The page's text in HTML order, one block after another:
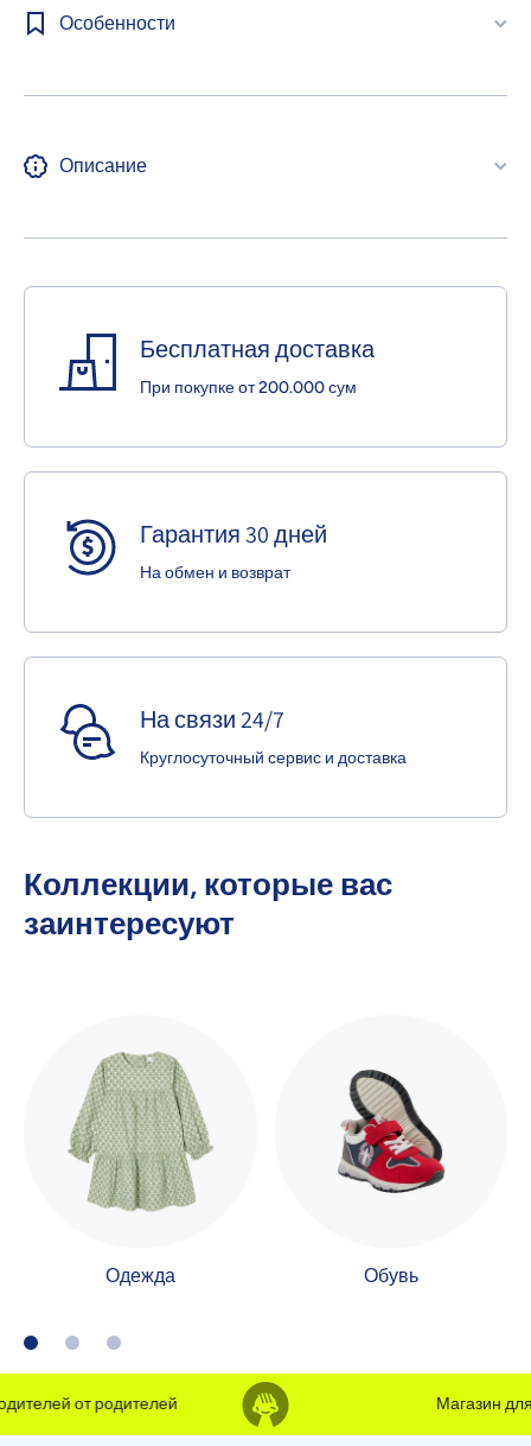
Особенности
Описание
Бесплатная доставка
При покупке от 200.000 сум
Гарантия 30 дней
На обмен и возврат
На связи 24/7
Круглосуточный сервис и доставка
Коллекции, которые вас
заинтересуют
Одежда Обувь
от родителей Магазин для